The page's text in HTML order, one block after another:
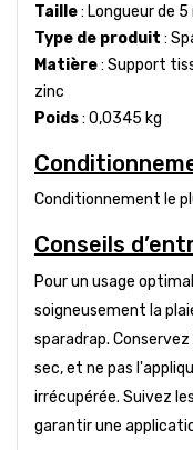
Taille: Longueur de
Type de produit :
Matière: Support
zinc
Poids: 0,0345 kg
Conditionnement le
Conseils
Pour un usage
soigneusement la
sparadrap.
sec, et ne pas
irrécupérée. Suivez
garantir une